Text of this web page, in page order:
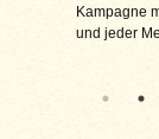
Kampagne
und jeder